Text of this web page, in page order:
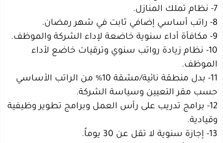
7- نظام تملك المنازل.
8- راتب أساسي إضافي ثابت في شهر رمضان.
9- مكافأة أداء سنوية خاضعة لإداء الشركة والموظف.
10- نظام زيادة رواتب سنوي وترقيات خاضع لأداء
الموظف.
11- بدل منطقة نائية/مشقة 10% من الراتب الأساسي
حسب مقر التعيين وسياسة الشركة.
12- برامج تدريب على رأس العمل وبرامج تطوير وظيفية
وقيادية.
13- إجازة سنوية لا تقل عن 30 يوماً.